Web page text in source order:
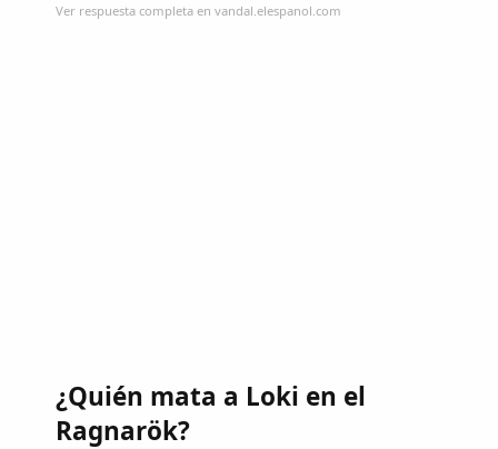
Ver respuesta completa en vandal.elespanol.com
¿Quién mata a Loki en el
Ragnarök?